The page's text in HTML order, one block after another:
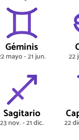
Géminis
mayo - 21 jun. 22
Sagitario
23 nov. - 21 dic. 22